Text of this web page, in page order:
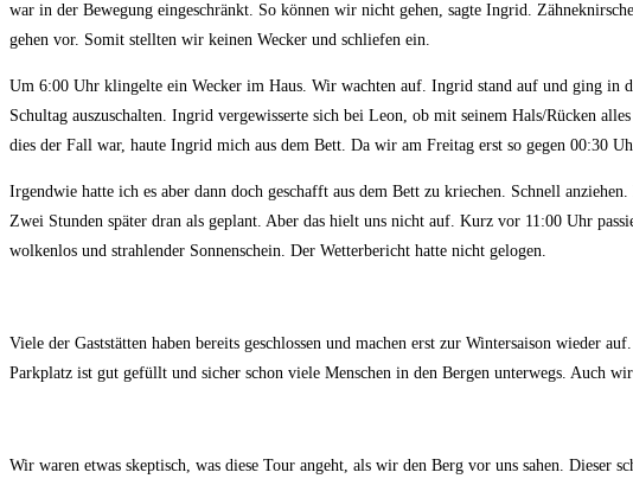
war in der Bewegung eingeschränkt. So können wir nicht gehen, sagte Ingrid.
gehen vor. Somit stellten wir keinen Wecker und schliefen ein.
Um 6:00 Uhr klingelte ein Wecker im Haus. Wir wachten auf. Ingrid stand auf und ging in
Schultag auszuschalten. Ingrid vergewisserte sich bei Leon, ob mit seinem Hals/Rücken
dies der Fall war, haute Ingrid mich aus dem Bett. Da wir am Freitag erst so gegen 00:30
Irgendwie hatte ich es aber dann doch geschafft aus dem Bett zu kriechen. Schnell
Zwei Stunden später dran als geplant. Aber das hielt uns nicht auf. Kurz vor 11:00 Uhr
wolkenlos und strahlender Sonnenschein. Der Wetterbericht hatte nicht gelogen.
Viele der Gaststätten haben bereits geschlossen und machen erst zur Wintersaison wieder
Parkplatz ist gut gefüllt und sicher schon viele Menschen in den Bergen unterwegs. Auch
Wir waren etwas skeptisch, was diese Tour angeht, als wir den Berg vor uns sahen.